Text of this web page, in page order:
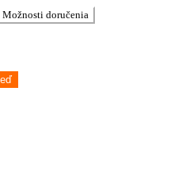
Možnosti doručenia